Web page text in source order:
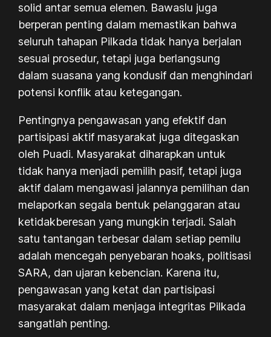
solid antar semua elemen. Bawaslu juga
berperan penting dalam memastikan bahwa
seluruh tahapan Pilkada tidak hanya berjalan
sesuai prosedur, tetapi juga berlangsung
dalam suasana yang kondusif dan menghindari
potensi konflik atau ketegangan.
Pentingnya pengawasan yang efektif dan
partisipasi aktif masyarakat juga ditegaskan
oleh Puadi. Masyarakat diharapkan untuk
tidak hanya menjadi pemilih pasif, tetapi juga
aktif dalam mengawasi jalannya pemilihan dan
melaporkan segala bentuk pelanggaran atau
ketidakberesan yang mungkin terjadi. Salah
satu tantangan terbesar dalam setiap pemilu
adalah mencegah penyebaran hoaks, politisasi
SARA, dan ujaran kebencian. Karena itu,
pengawasan yang ketat dan partisipasi
masyarakat dalam menjaga integritas Pilkada
sangatlah penting.